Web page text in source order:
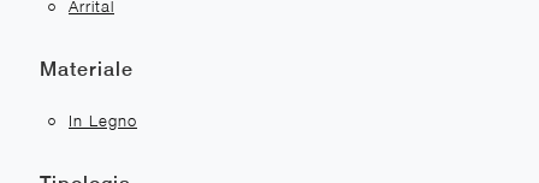
Arrital
Materiale
In Legno